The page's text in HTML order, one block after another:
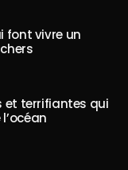
font vivre un
et terrifiantes qui